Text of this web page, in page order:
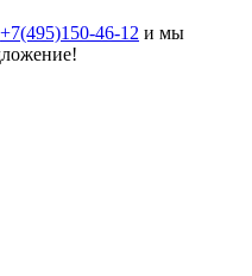
+7(495)150-46-12 и мы